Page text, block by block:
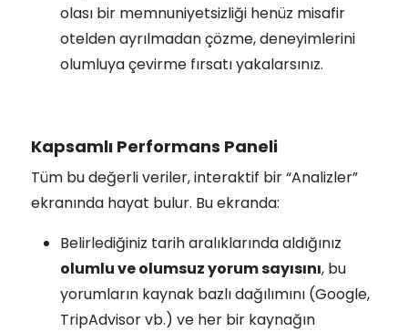
olası bir memnuniyetsizliği henüz misafir
otelden ayrılmadan çözme, deneyimlerini
olumluya çevirme fırsatı yakalarsınız.
Kapsamlı Performans Paneli
Tüm bu değerli veriler, interaktif bir “Analizler”
ekranında hayat bulur. Bu ekranda:
Belirlediğiniz tarih aralıklarında aldığınız
olumlu ve olumsuz yorum sayısını, bu
yorumların kaynak bazlı dağılımını (Google,
TripAdvisor vb.) ve her bir kaynağın